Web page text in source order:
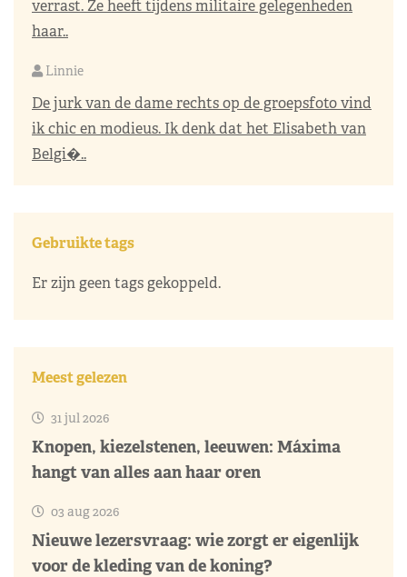
verrast. Ze heeft tijdens militaire gelegenheden
haar..
Linnie
De jurk van de dame rechts op de groepsfoto vind
ik chic en modieus. Ik denk dat het Elisabeth van
Belgi�..
Gebruikte tags
Er zijn geen tags gekoppeld.
Meest gelezen
31 jul 2026
Knopen, kiezelstenen, leeuwen: Máxima
hangt van alles aan haar oren
03 aug 2026
Nieuwe lezersvraag: wie zorgt er eigenlijk
voor de kleding van de koning?